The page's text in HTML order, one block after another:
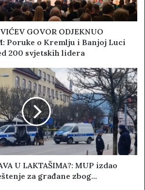
GOVOR ODJEKNUO
Poruke o Kremlju i Banjoj Luci
200 svjetskih lidera
U LAKTAŠIMA?: MUP izdao
za građane zbog...